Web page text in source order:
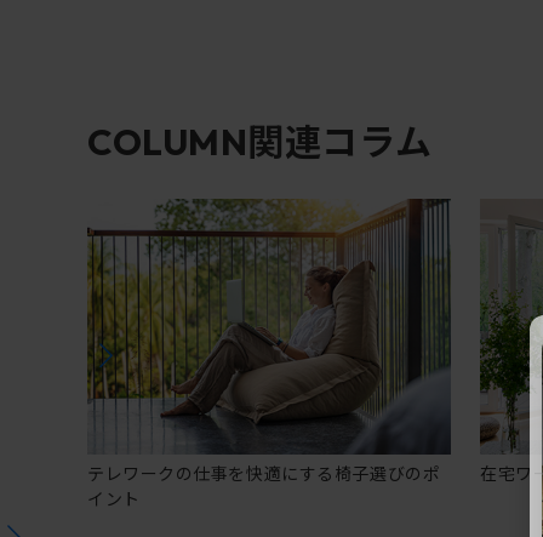
COLUMN関連コラム
テレワークの仕事を快適にする椅子選びのポ
イント
在宅ワ